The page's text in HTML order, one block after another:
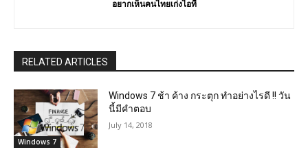
อยากเห็นคนไทยเก่งไอที
RELATED ARTICLES
Windows 7
Windows 7 ช้า ค้าง กระตุก ทำอย่างไรดี !! วัน
นี้มีคำตอบ
July 14, 2018